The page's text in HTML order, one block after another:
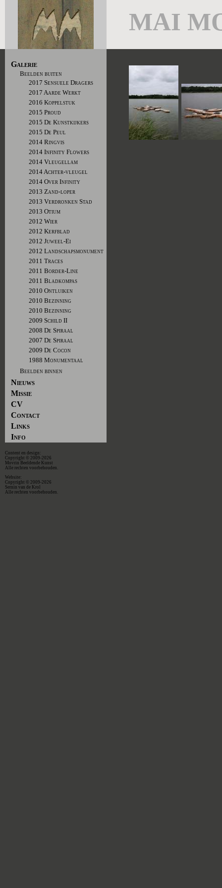
MAI
Galerie
Beelden buiten
2017 Sensuele Dragers
2017 Aarde Werkt
2016 Koppelstuk
2015 Proud
2015 De Kunstkijkers
2015 De Peul
2014 Ringvis
2014 Infinity Flowers
2014 Vleugellam
2014 Achter-vleugel
2014 Over Infinity
2013 Zand-loper
2013 Verdronken Stad
2013 Otium
2012 Wier
2012 Kerfblad
2012 Juweel-Ei
2012 Landschapsmonument
2011 Traces
2011 Border-Line
2011 Bladkompas
2010 Ontluiken
2010 Bezinning
2010 Bezinning
2009 Schild II
2008 De Spiraal
2007 De Spiraal
2009 De Cocon
1988 Monumentaal
Beelden binnen
Nieuws
Missie
CV
Contact
Links
Info
Content en design:
Copyright © 2009-2026
Movrin Beeldende Kunst
Alle rechten voorbehouden.
Website:
Copyright © 2009-2026
Sernin van de Krol
Alle rechten voorbehouden.